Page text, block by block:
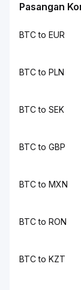
Pasangan
BTC to EUR
BTC to PLN
BTC to SEK
BTC to GBP
BTC to MXN
BTC to RON
BTC to KZT